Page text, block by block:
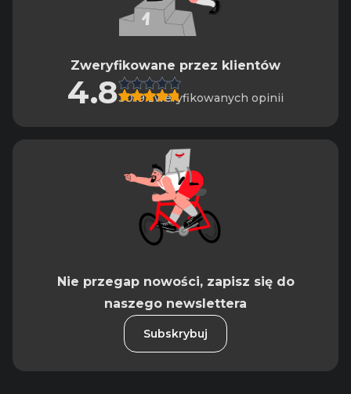
Zweryfikowane przez klientów
4.83019 zweryfikowanych opinii
Nie przegap nowości, zapisz się do
naszego newslettera
Subskrybuj